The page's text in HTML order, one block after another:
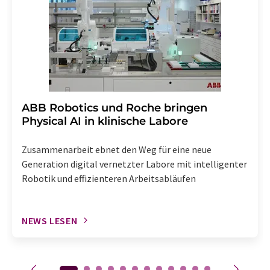
Abbestellung des entsprechenden Newsletters
enthalten.
​​​​​​​ABB Robotics und Roche bringen
Physical AI in klinische Labore
Zusammenarbeit ebnet den Weg für eine neue
Generation digital vernetzter Labore mit intelligenter
Robotik und effizienteren Arbeitsabläufen
NEWS LESEN